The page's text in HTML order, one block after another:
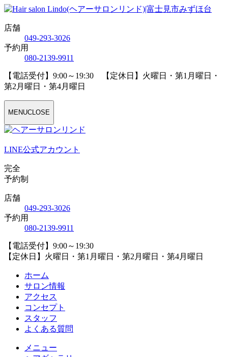
店舗
049-293-3026
予約用
080-2139-9911
【電話受付】9:00～19:30 【定休日】火曜日・第1月曜日・
第2月曜日・第4月曜日
MENUCLOSE
LINE公式アカウント
完全
予約制
店舗
049-293-3026
予約用
080-2139-9911
【電話受付】9:00～19:30
【定休日】火曜日・第1月曜日・第2月曜日・第4月曜日
ホーム
サロン情報
アクセス
コンセプト
スタッフ
よくある質問
メニュー